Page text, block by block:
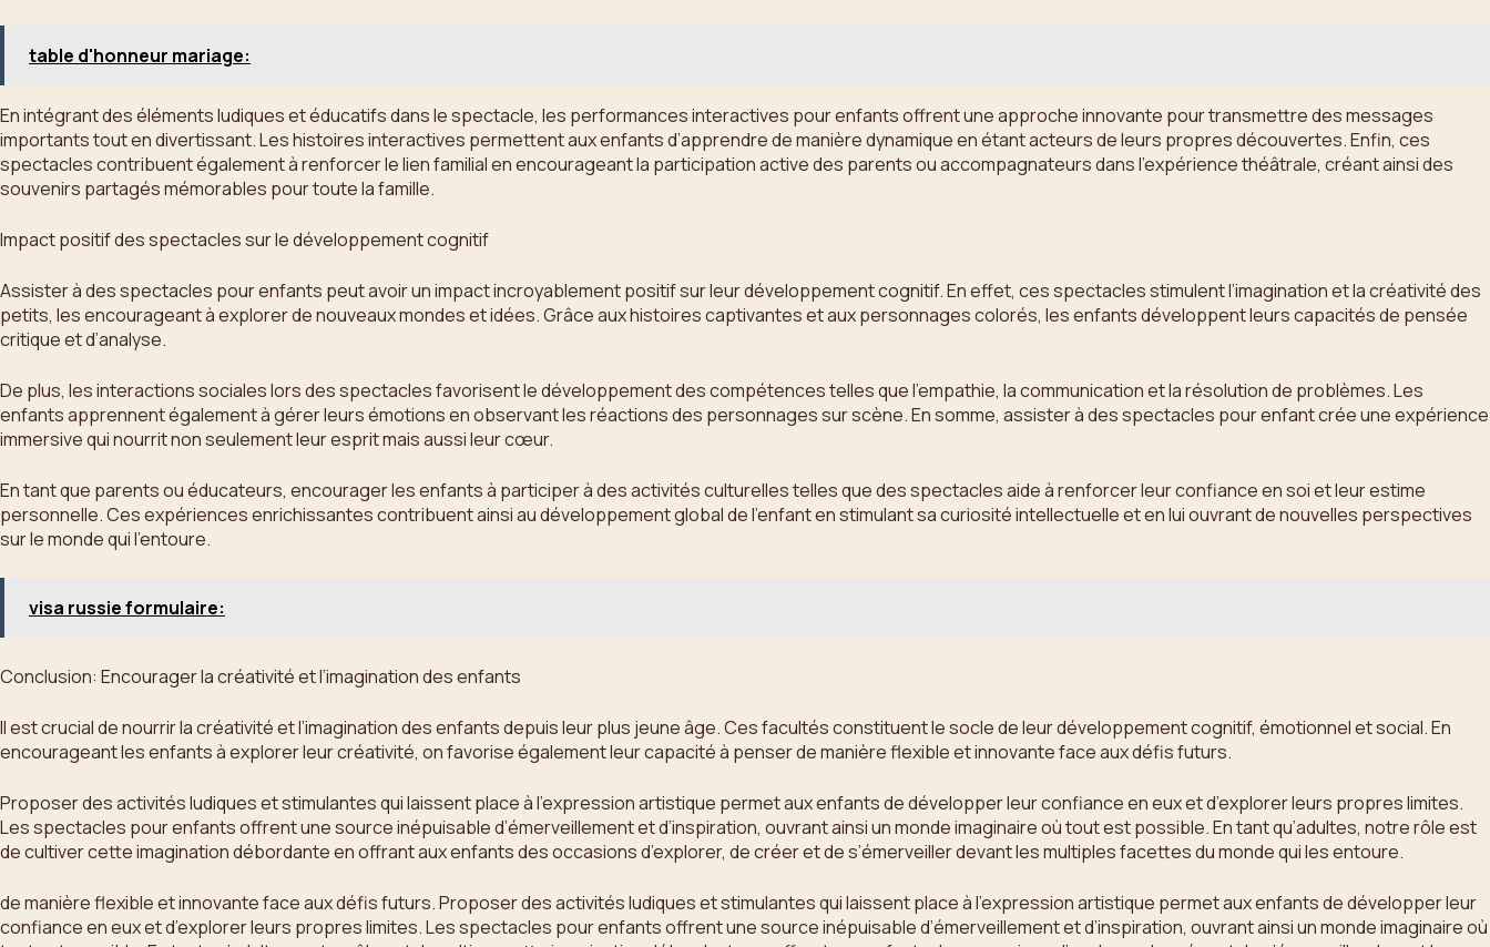
table d'honneur mariage:
En intégrant des éléments ludiques et éducatifs dans le spectacle, les performances interactives pour enfants offrent une approche innovante pour transmettre des messages
importants tout en divertissant. Les histoires interactives permettent aux enfants d’apprendre de manière dynamique en étant acteurs de leurs propres découvertes. Enfin, ces
spectacles contribuent également à renforcer le lien familial en encourageant la participation active des parents ou accompagnateurs dans l’expérience théâtrale, créant ainsi des
souvenirs partagés mémorables pour toute la famille.
Impact positif des spectacles sur le développement cognitif
Assister à des spectacles pour enfants peut avoir un impact incroyablement positif sur leur développement cognitif. En effet, ces spectacles stimulent l’imagination et la créativité des
petits, les encourageant à explorer de nouveaux mondes et idées. Grâce aux histoires captivantes et aux personnages colorés, les enfants développent leurs capacités de pensée
critique et d’analyse.
De plus, les interactions sociales lors des spectacles favorisent le développement des compétences telles que l’empathie, la communication et la résolution de problèmes. Les
enfants apprennent également à gérer leurs émotions en observant les réactions des personnages sur scène. En somme, assister à des spectacles pour enfant crée une expérience
immersive qui nourrit non seulement leur esprit mais aussi leur cœur.
En tant que parents ou éducateurs, encourager les enfants à participer à des activités culturelles telles que des spectacles aide à renforcer leur confiance en soi et leur estime
personnelle. Ces expériences enrichissantes contribuent ainsi au développement global de l’enfant en stimulant sa curiosité intellectuelle et en lui ouvrant de nouvelles perspectives
sur le monde qui l’entoure.
visa russie formulaire:
Conclusion: Encourager la créativité et l’imagination des enfants
Il est crucial de nourrir la créativité et l’imagination des enfants depuis leur plus jeune âge. Ces facultés constituent le socle de leur développement cognitif, émotionnel et social. En
encourageant les enfants à explorer leur créativité, on favorise également leur capacité à penser de manière flexible et innovante face aux défis futurs.
Proposer des activités ludiques et stimulantes qui laissent place à l’expression artistique permet aux enfants de développer leur confiance en eux et d’explorer leurs propres limites.
Les spectacles pour enfants offrent une source inépuisable d’émerveillement et d’inspiration, ouvrant ainsi un monde imaginaire où tout est possible. En tant qu’adultes, notre rôle est
de cultiver cette imagination débordante en offrant aux enfants des occasions d’explorer, de créer et de s’émerveiller devant les multiples facettes du monde qui les entoure.
de manière flexible et innovante face aux défis futurs. Proposer des activités ludiques et stimulantes qui laissent place à l’expression artistique permet aux enfants de développer leur
confiance en eux et d’explorer leurs propres limites. Les spectacles pour enfants offrent une source inépuisable d’émerveillement et d’inspiration, ouvrant ainsi un monde imaginaire où